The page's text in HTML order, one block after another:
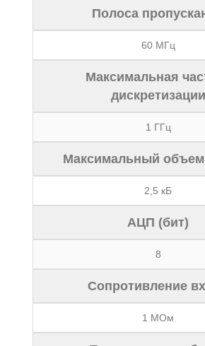
Полоса
60 МГц
Максимальная
дискретизации
1 ГГц
Максимальный
2,5 кБ
АЦП (бит)
8
Сопротивление
1 МОм